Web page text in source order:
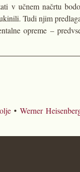
v učnem načrtu
Tudi njim
opreme –
•Werner